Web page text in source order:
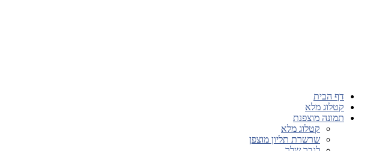
דף הבית
קטלוג מלא
תמונה מוצפנת
קטלוג מלא
שרשרת תליון מוצפן